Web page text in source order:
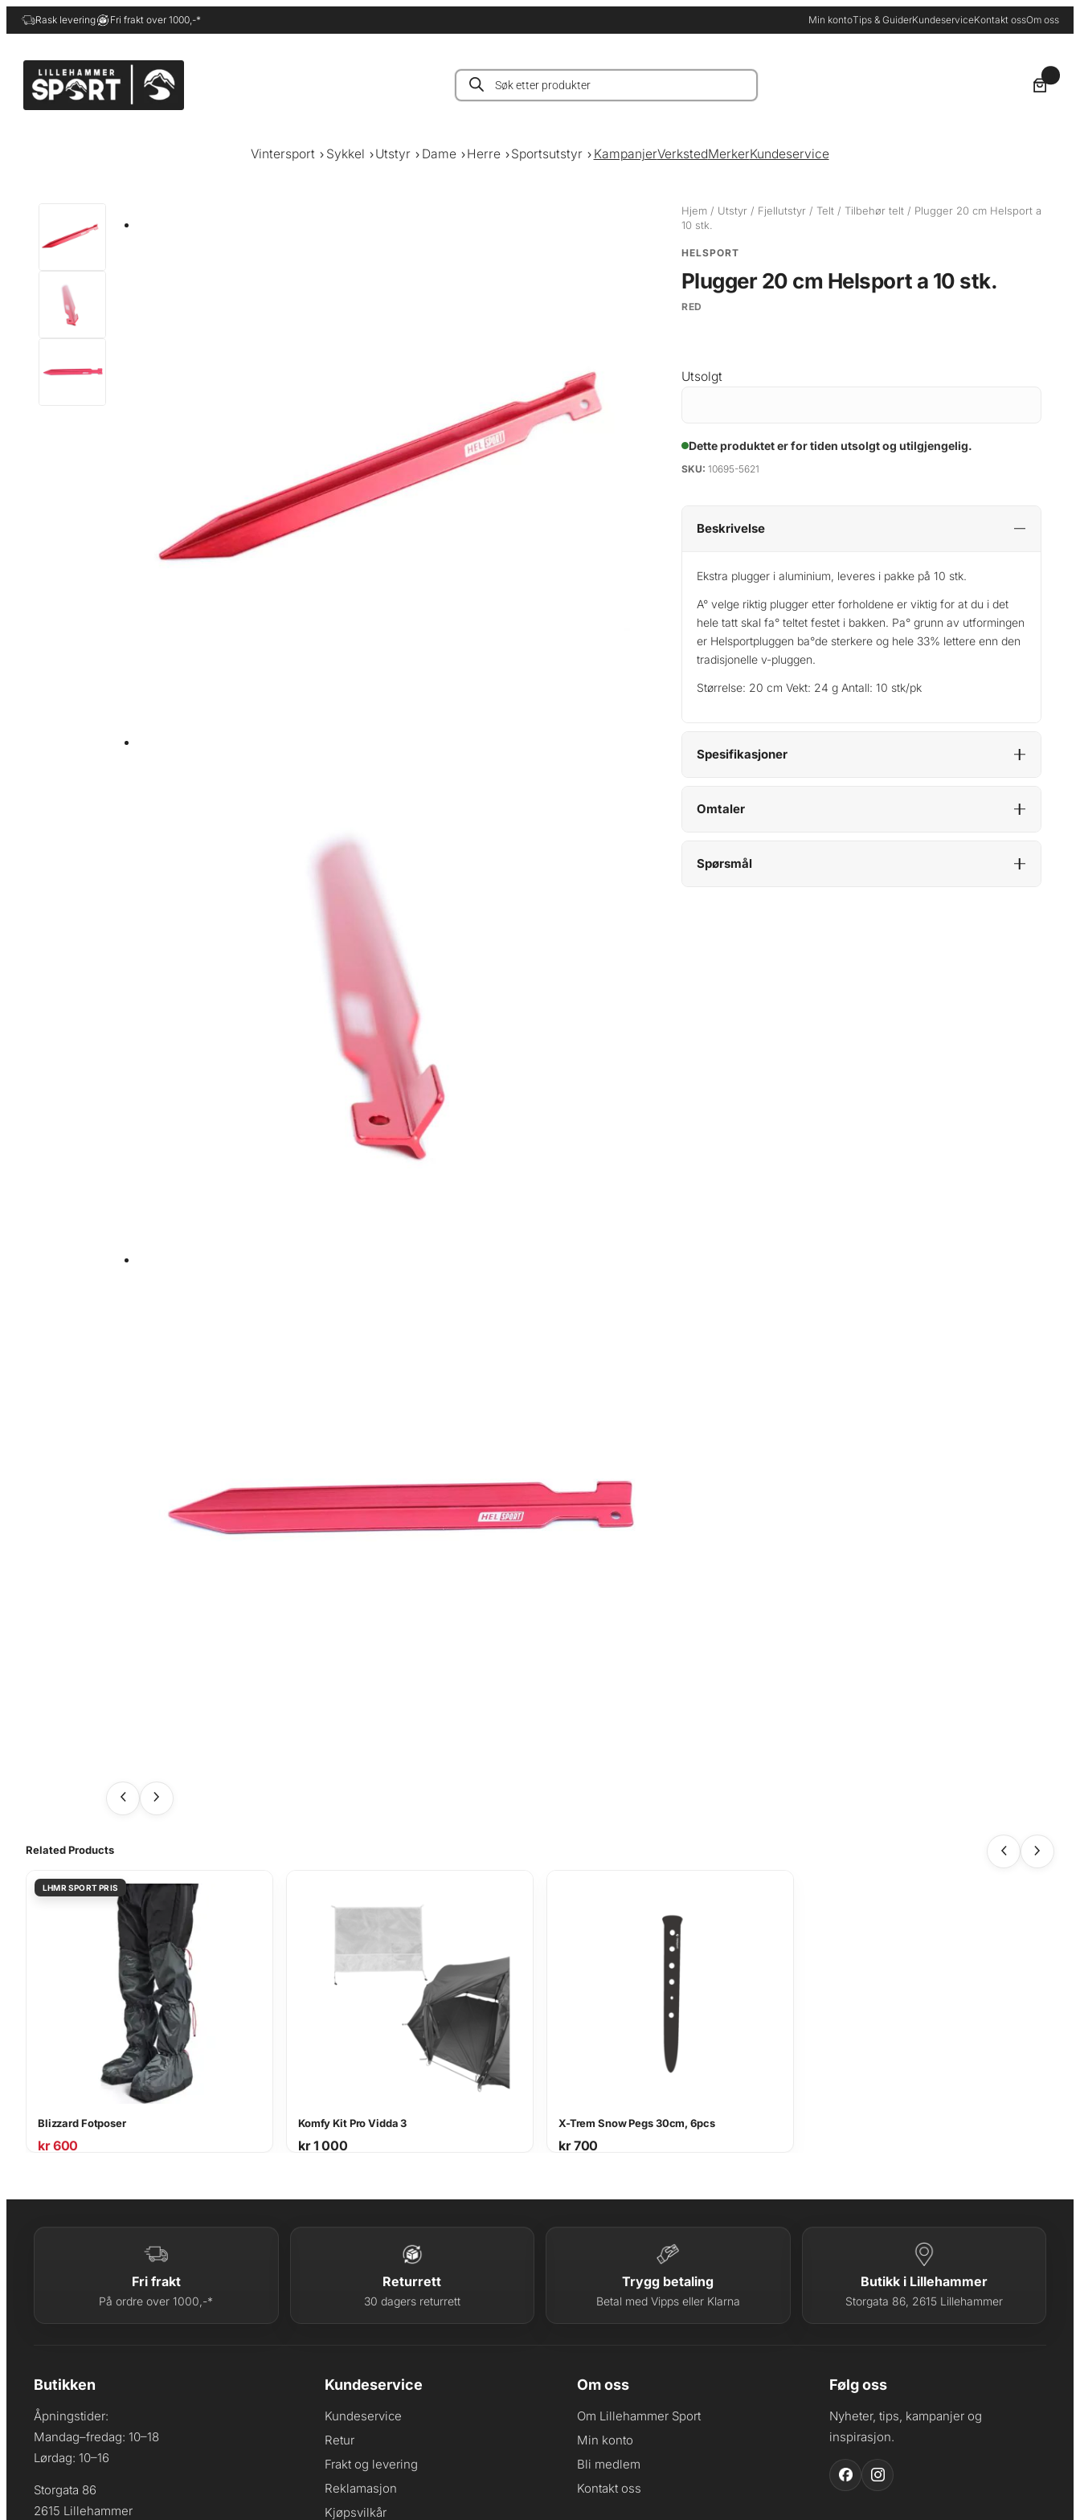
Hopp
til
Rask levering Fri frakt over 1000,-* Min kontoTips & GuiderKundeserviceKontakt ossOm oss
Products
search
Vintersport Sykkel Utstyr Dame Herre Sportsutstyr KampanjerVerkstedMerkerKundeservice
Hjem / Utstyr / Fjellutstyr / Telt / Tilbehør telt / Plugger 20 cm Helsport a
10 stk.
HELSPORT
Plugger 20 cm Helsport a 10 stk.
RED
Utsolgt
Dette produktet er for tiden utsolgt og utilgjengelig.
SKU: 10695-5621
Beskrivelse
Ekstra plugger i aluminium, leveres i pakke på 10 stk.
A° velge riktig plugger etter forholdene er viktig for at du i det
hele tatt skal fa° teltet festet i bakken. Pa° grunn av utformingen
er Helsportpluggen ba°de sterkere og hele 33% lettere enn den
tradisjonelle v-pluggen.
Størrelse: 20 cm Vekt: 24 g Antall: 10 stk/pk
Spesifikasjoner
Omtaler
Spørsmål
Related Products
Blizzard Fotposer
kr600
Komfy Kit Pro Vidda 3
kr1 000
X-Trem Snow Pegs 30cm, 6pcs
kr700
Fri frakt
På ordre over 1000,-*
Returrett
30 dagers returrett
Trygg betaling
Betal med Vipps eller Klarna
Butikk i Lillehammer
Storgata 86, 2615 Lillehammer
Butikken
Åpningstider:
Mandag–fredag: 10–18
Lørdag: 10–16
Storgata 86
2615 Lillehammer
Kundeservice
Kundeservice
Retur
Frakt og levering
Reklamasjon
Kjøpsvilkår
Om oss
Om Lillehammer Sport
Min konto
Bli medlem
Kontakt oss
Følg oss
Nyheter, tips, kampanjer og
inspirasjon.